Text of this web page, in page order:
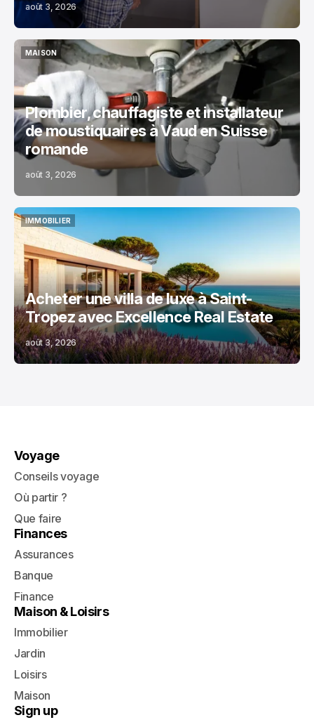
août 3, 2026
MAISON
MAISON
Plombier, chauffagiste et installateur
de moustiquaires à Vaud en Suisse
romande
août 3, 2026
IMMOBILIER
IMMOBILIER
Acheter une villa de luxe à Saint-
Tropez avec Excellence Real Estate
août 3, 2026
Voyage
Conseils voyage
Où partir ?
Que faire
Finances
Assurances
Banque
Finance
Maison & Loisirs
Immobilier
Jardin
Loisirs
Maison
Sign up